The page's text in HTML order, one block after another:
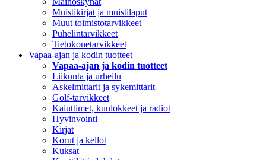
Muistikirjat ja muistilaput
Muut toimistotarvikkeet
Puhelintarvikkeet
Tietokonetarvikkeet
Vapaa-ajan ja kodin tuotteet
Vapaa-ajan ja kodin tuotteet
Liikunta ja urheilu
Askelmittarit ja sykemittarit
Golf-tarvikkeet
Kaiuttimet, kuulokkeet ja radiot
Hyvinvointi
Kirjat
Korut ja kellot
Kuksat